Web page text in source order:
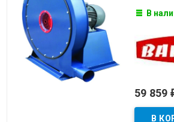
В
59 859